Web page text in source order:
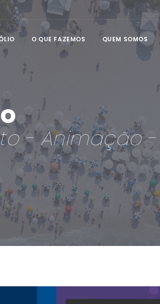
O QUE FAZEMOS QUEM SOMOS
- Animação